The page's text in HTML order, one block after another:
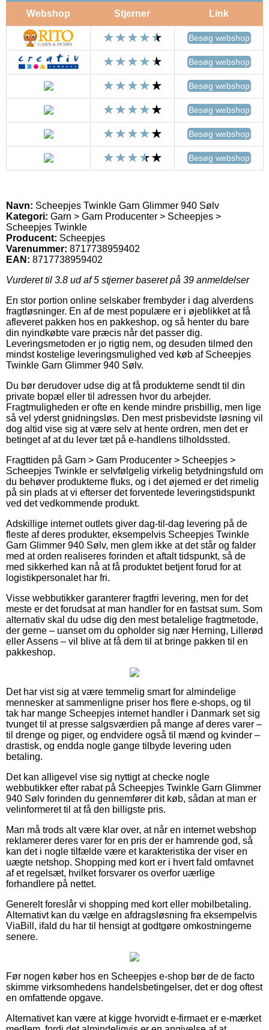
Webshop Stjerner Link
Besøg webshop
Besøg webshop
Besøg webshop
Besøg webshop
Besøg webshop
Besøg webshop
Navn: Scheepjes Twinkle Garn Glimmer 940 Sølv
Kategori: Garn > Garn Producenter > Scheepjes >
Scheepjes Twinkle
Producent: Scheepjes
Varenummer: 8717738959402
EAN: 8717738959402
Vurderet til 3.8 ud af 5 stjerner baseret på 39 anmeldelser
En stor portion online selskaber frembyder i dag alverdens
fragtløsninger. En af de mest populære er i øjeblikket at få
afleveret pakken hos en pakkeshop, og så henter du bare
din nyindkøbte vare præcis når det passer dig.
Leveringsmetoden er jo rigtig nem, og desuden tilmed den
mindst kostelige leveringsmulighed ved køb af Scheepjes
Twinkle Garn Glimmer 940 Sølv.
Du bør derudover udse dig at få produkterne sendt til din
private bopæl eller til adressen hvor du arbejder.
Fragtmuligheden er ofte en kende mindre prisbillig, men lige
så vel yderst gnidningsløs. Den mest prisbevidste løsning vil
dog altid vise sig at være selv at hente ordren, men det er
betinget af at du lever tæt på e-handlens tilholdssted.
Fragttiden på Garn > Garn Producenter > Scheepjes >
Scheepjes Twinkle er selvfølgelig virkelig betydningsfuld om
du behøver produkterne fluks, og i det øjemed er det rimelig
på sin plads at vi efterser det forventede leveringstidspunkt
ved det vedkommende produkt.
Adskillige internet outlets giver dag-til-dag levering på de
fleste af deres produkter, eksempelvis Scheepjes Twinkle
Garn Glimmer 940 Sølv, men glem ikke at det står og falder
med at orden realiseres forinden et aftalt tidspunkt, så de
med sikkerhed kan nå at få produktet betjent forud for at
logistikpersonalet har fri.
Visse webbutikker garanterer fragtfri levering, men for det
meste er det forudsat at man handler for en fastsat sum. Som
alternativ skal du udse dig den mest betalelige fragtmetode,
der gerne – uanset om du opholder sig nær Herning, Lillerød
eller Assens – vil blive at få dem til at bringe pakken til en
pakkeshop.
Det har vist sig at være temmelig smart for almindelige
mennesker at sammenligne priser hos flere e-shops, og til
tak har mange Scheepjes internet handler i Danmark set sig
tvunget til at presse salgsværdien på mange af deres varer –
til drenge og piger, og endvidere også til mænd og kvinder –
drastisk, og endda nogle gange tilbyde levering uden
betaling.
Det kan alligevel vise sig nyttigt at checke nogle
webbutikker efter rabat på Scheepjes Twinkle Garn Glimmer
940 Sølv forinden du gennemfører dit køb, sådan at man er
velinformeret til at få den billigste pris.
Man må trods alt være klar over, at når en internet webshop
reklamerer deres varer for en pris der er hamrende god, så
kan det i nogle tilfælde være et karakteristika der viser en
uægte netshop. Shopping med kort er i hvert fald omfavnet
af et regelsæt, hvilket forsvarer os overfor uærlige
forhandlere på nettet.
Generelt foreslår vi shopping med kort eller mobilbetaling.
Alternativt kan du vælge en afdragsløsning fra eksempelvis
ViaBill, ifald du har til hensigt at godtgøre omkostningerne
senere.
Før nogen køber hos en Scheepjes e-shop bør de de facto
skimme virksomhedens handelsbetingelser, det er dog oftest
en omfattende opgave.
Alternativet kan være at kigge hvorvidt e-firmaet er e-mærket